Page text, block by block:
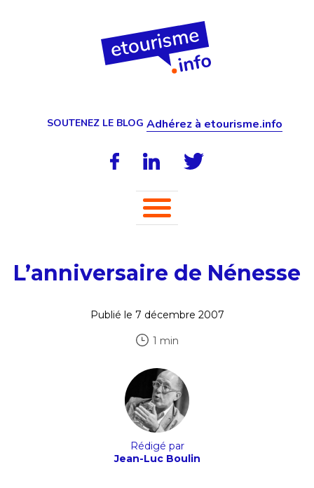
SOUTENEZ LE BLOG Adhérez à etourisme.info
L’anniversaire de Nénesse
Publié le 7 décembre 2007
1 min
Rédigé par
Jean-Luc Boulin